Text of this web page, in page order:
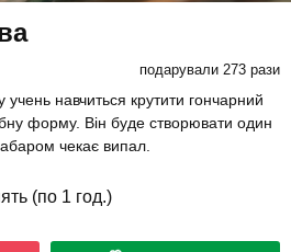
подарували 273 рази
навчиться крутити гончарний
форму. Він буде створювати один
чекає випал.
(по 1 год.)